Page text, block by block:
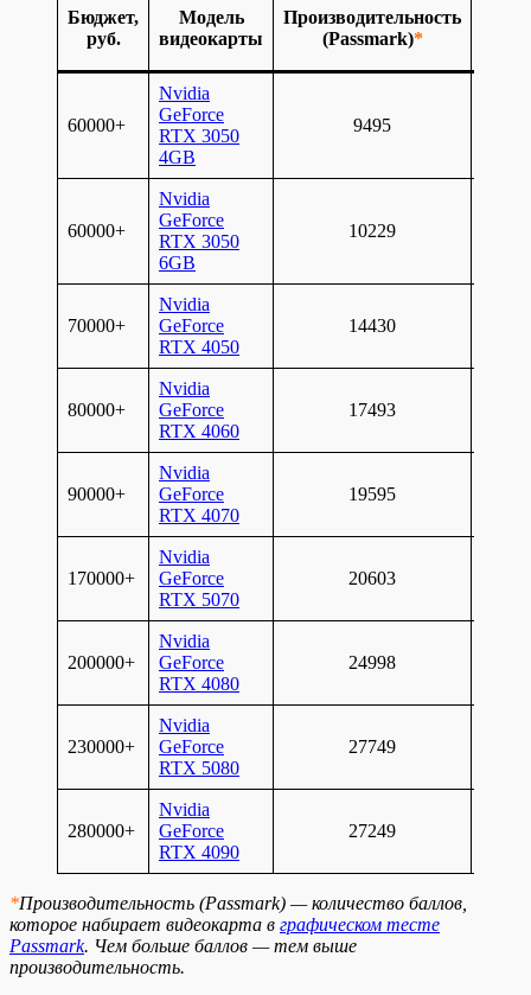
Бюджет,
руб.
Модель
видеокарты
Производительность
(Passmark)*
60000+
Nvidia
GeForce
RTX 3050
4GB
9495
60000+
Nvidia
GeForce
RTX 3050
6GB
10229
70000+
Nvidia
GeForce
RTX 4050
14430
80000+
Nvidia
GeForce
RTX 4060
17493
90000+
Nvidia
GeForce
RTX 4070
19595
170000+
Nvidia
GeForce
RTX 5070
20603
200000+
Nvidia
GeForce
RTX 4080
24998
230000+
Nvidia
GeForce
RTX 5080
27749
280000+
Nvidia
GeForce
RTX 4090
27249
*Производительность (Passmark) — количество баллов,
которое набирает видеокарта в графическом тесте
Passmark. Чем больше баллов — тем выше
производительность.